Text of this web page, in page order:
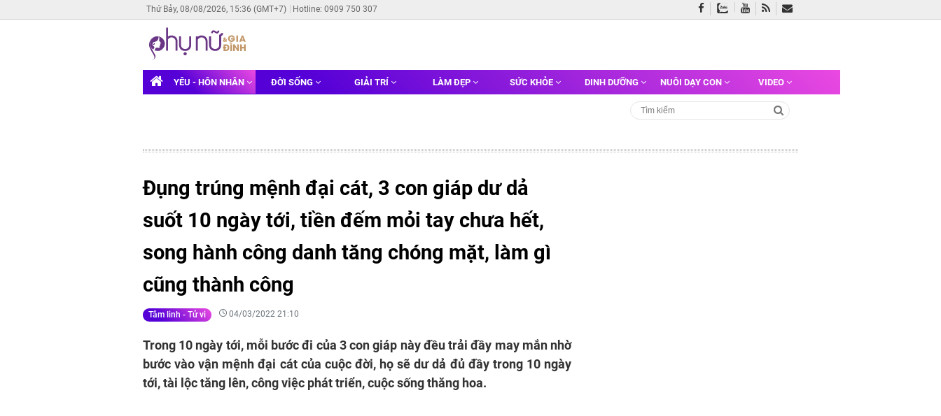
Thứ Bảy, 08/08/2026, 15:36 (GMT+7) Hotline: 0909 750 307
YÊU - HÔN NHÂN ĐỜI SỐNG GIẢI TRÍ LÀM ĐẸP SỨC KHỎE DINH DƯỠNG NUÔI DẠY CON VIDEO
Đụng trúng mệnh đại cát, 3 con giáp dư dả
suốt 10 ngày tới, tiền đếm mỏi tay chưa hết,
song hành công danh tăng chóng mặt, làm gì
cũng thành công
Tâm linh - Tử vi 04/03/2022 21:10
Trong 10 ngày tới, mỗi bước đi của 3 con giáp này đều trải đầy may mắn nhờ
bước vào vận mệnh đại cát của cuộc đời, họ sẽ dư dả đủ đầy trong 10 ngày
tới, tài lộc tăng lên, công việc phát triển, cuộc sống thăng hoa.